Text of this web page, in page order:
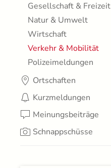
Gesellschaft & Freizeit
Natur & Umwelt
Wirtschaft
Verkehr & Mobilität
Polizeimeldungen
Ortschaften
Kurzmeldungen
Meinungsbeiträge
Schnappschüsse